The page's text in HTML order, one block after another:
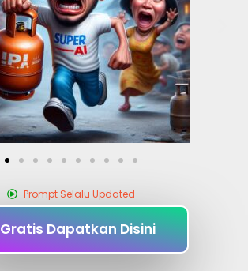
Prompt Selalu Updated
Gratis Dapatkan Disini